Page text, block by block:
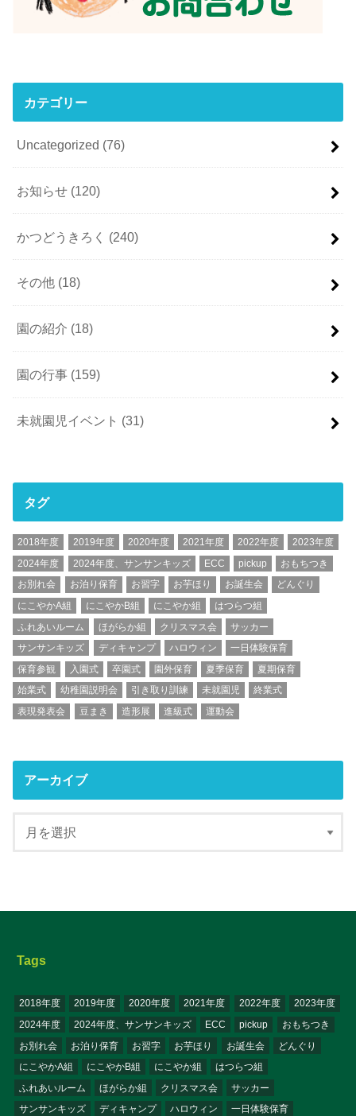
カテゴリー
Uncategorized (76)
お知らせ (120)
かつどうきろく (240)
その他 (18)
園の紹介 (18)
園の行事 (159)
未就園児イベント (31)
タグ
2018年度 2019年度 2020年度 2021年度 2022年度
2023年度
2024年度
2024年度、サンサンキッズ ECC pickup
おもちつき
お別れ会
お泊り保育 お習字 お芋ほり お誕生会
どんぐり
にこやかA組
にこやかB組 にこやか組
はつらつ組
ふれあいルーム
ほがらか組 クリスマス会
サッカー
サンサンキッズ
ディキャンプ ハロウィン
一日体験保育
保育参観
入園式 卒園式 園外保育 夏季保育
夏期保育
始業式
幼稚園説明会 引き取り訓練 未就園児
終業式
表現発表会
豆まき 造形展 進級式 運動会
アーカイブ
Tags
2018年度 2019年度 2020年度 2021年度 2022年度
2023年度
2024年度
2024年度、サンサンキッズ ECC pickup
おもちつき
お別れ会
お泊り保育 お習字 お芋ほり お誕生会
どんぐり
にこやかA組
にこやかB組 にこやか組
はつらつ組
ふれあいルーム
ほがらか組 クリスマス会
サッカー
サンサンキッズ
ディキャンプ ハロウィン
一日体験保育